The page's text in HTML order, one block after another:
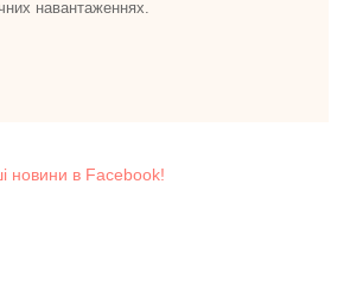
навантаженнях.
новини в Facebook!